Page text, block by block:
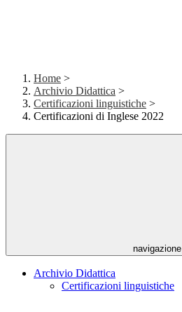
Home >
Archivio Didattica >
Certificazioni linguistiche >
Certificazioni di Inglese 2022
navigazione
Archivio Didattica
Certificazioni linguistiche